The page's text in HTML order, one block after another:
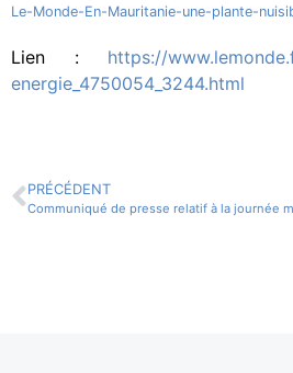
Le-Monde-En-Mauritanie-une-plante-
Lien : https://
energie_4750054_3244.html
PRÉCÉDENT
Communiqué de presse relatif à la journée